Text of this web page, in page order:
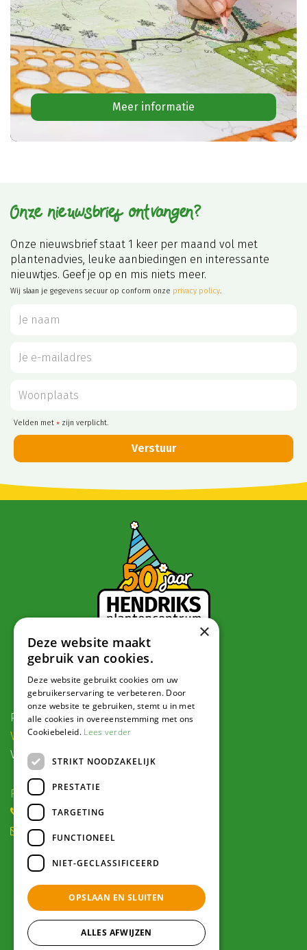
Meer informatie
Onze nieuwsbrief ontvangen?
Onze nieuwsbrief staat 1 keer per maand vol met
plantenadvies, leuke aanbiedingen en interessante
nieuwtjes. Geef je op en mis niets meer.
Wij slaan je gegevens secuur op conform onze privacy policy.
Velden met * zijn verplicht.
Contact
Postadres:
Veldweg 1, 5995 PG Kessel
Voor navigatie:
Roode Eggeweg 6b, Kessel
(0) 77 462 16 30
winkel@hendriksplantencentrum.nl
Openingstijden
Alle openingstijden >
×
Deze website maakt
gebruik van cookies.
Deze website gebruikt cookies om uw
gebruikerservaring te verbeteren. Door
onze website te gebruiken, stemt u in met
alle cookies in overeenstemming met ons
Cookiebeleid. Lees verder
STRIKT NOODZAKELIJK
PRESTATIE
TARGETING
FUNCTIONEEL
NIET-GECLASSIFICEERD
OPSLAAN EN SLUITEN
ALLES AFWIJZEN